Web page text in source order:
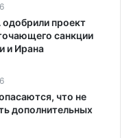
проект
санкции
и Ирана
что не
дополнительных